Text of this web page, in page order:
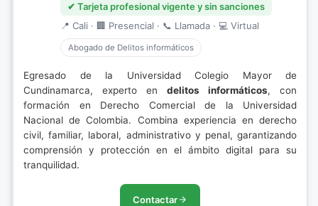
✔ Tarjeta profesional vigente y sin sanciones
📍 Cali · 🏢 Presencial · 📞 Llamada · 💻 Virtual
Abogado de Delitos informáticos
Egresado de la Universidad Colegio Mayor de
Cundinamarca, experto en delitos informáticos, con
formación en Derecho Comercial de la Universidad
Nacional de Colombia. Combina experiencia en derecho
civil, familiar, laboral, administrativo y penal, garantizando
comprensión y protección en el ámbito digital para su
tranquilidad.
Contactar